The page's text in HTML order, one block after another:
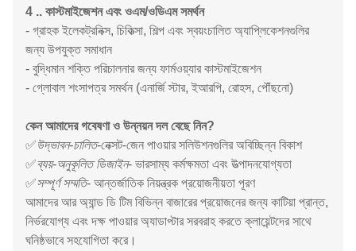
4 .. কাস্টমাইজেশন এবং ওএম/ওডিএম সমর্থন
- গ্রাহক ইলেকট্রনিক্স, চিকিত্সা, শিল্প এবং স্বয়ংচালিত অ্যাপ্লিকেশনগুলির
জন্য উপযুক্ত সমাধান
- বুদ্ধিমান শক্তি পরিচালনার জন্য ফার্মওয়্যার কাস্টমাইজেশন
- গ্লোবাল শংসাপত্র সমর্থন (এনার্জি স্টার, ইআরপি, রোহস, পৌঁছনো)
কেন আমাদের গবেষণা ও উন্নয়ন দল বেছে নিন?
✅উদ্ভাবন-চালিত-নেক্সট-জেন পাওয়ার সলিউশনগুলির অবিচ্ছিন্ন বিকাশ
✅ব্যয়-অনুকূলিত ডিজাইন- ভারসাম্য কর্মক্ষমতা এবং উত্পাদনযোগ্যতা
✅সম্পূর্ণ সম্মতি- আন্তর্জাতিক নিয়ন্ত্রক প্রয়োজনীয়তা পূরণ
আমাদের আর অ্যান্ড ডি টিম বিভিন্ন বাজারের প্রয়োজনের জন্য কাটিয়া প্রান্ত,
নির্ভরযোগ্য এবং দক্ষ পাওয়ার অ্যাডাপ্টার সরবরাহ করতে ক্লায়েন্টদের সাথে
ঘনিষ্ঠভাবে সহযোগিতা করে।